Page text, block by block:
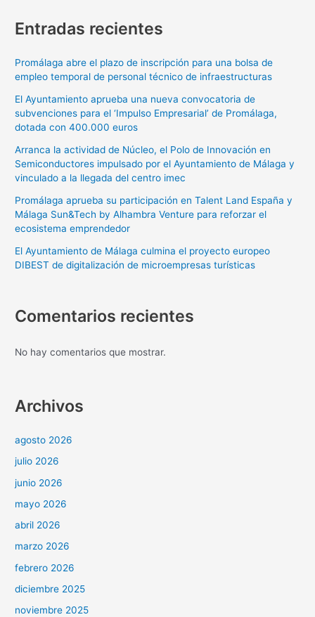
Entradas recientes
Promálaga abre el plazo de inscripción para una bolsa de
empleo temporal de personal técnico de infraestructuras
El Ayuntamiento aprueba una nueva convocatoria de
subvenciones para el ‘Impulso Empresarial’ de Promálaga,
dotada con 400.000 euros
Arranca la actividad de Núcleo, el Polo de Innovación en
Semiconductores impulsado por el Ayuntamiento de Málaga y
vinculado a la llegada del centro imec
Promálaga aprueba su participación en Talent Land España y
Málaga Sun&Tech by Alhambra Venture para reforzar el
ecosistema emprendedor
El Ayuntamiento de Málaga culmina el proyecto europeo
DIBEST de digitalización de microempresas turísticas
Comentarios recientes
No hay comentarios que mostrar.
Archivos
agosto 2026
julio 2026
junio 2026
mayo 2026
abril 2026
marzo 2026
febrero 2026
diciembre 2025
noviembre 2025